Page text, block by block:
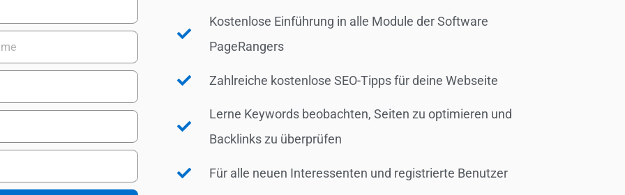
Kostenlose Einführung in alle Module der Software
PageRangers
Zahlreiche kostenlose SEO-Tipps für deine Webseite
Lerne Keywords beobachten, Seiten zu optimieren und
Backlinks zu überprüfen
Für alle neuen Interessenten und registrierte Benutzer